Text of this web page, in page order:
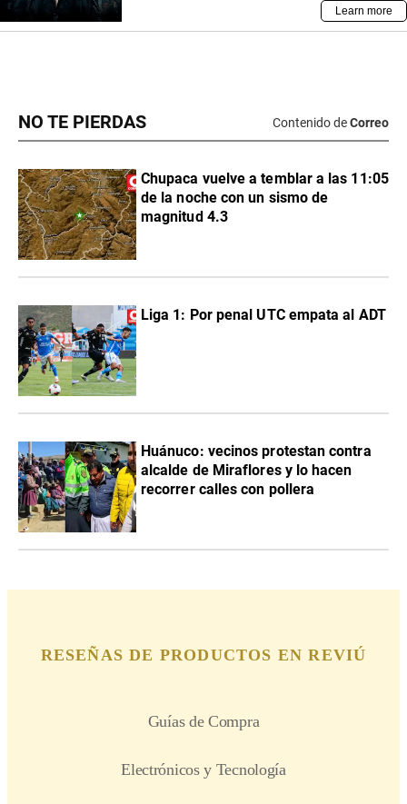
NO TE PIERDAS Contenido deCorreo
Chupaca vuelve a temblar a las 11:05
de la noche con un sismo de
magnitud 4.3
Liga 1: Por penal UTC empata al ADT
Huánuco: vecinos protestan contra
alcalde de Miraflores y lo hacen
recorrer calles con pollera